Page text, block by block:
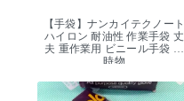
【手袋】ナンカイテクノート
ハイロン 耐油性 作業手袋 丈
夫 重作業用 ビニール手袋 当
時物